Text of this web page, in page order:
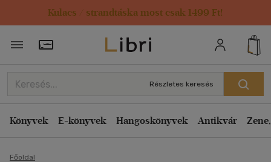
Kulacs / strandtáska most csak 1499 Ft!
Törzsvásárlói Kártya adatai
Részletes keresés
Könyvek E-könyvek Hangoskönyvek Antikvár
Főoldal